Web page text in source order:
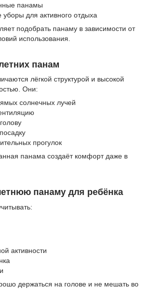
панамы
для активного отдыха
подобрать панаму в зависимости от
использования.
панам
лёгкой структурой и высокой
Они:
солнечных лучей
прогулок
панама создаёт комфорт даже в
панаму для ребёнка
активности
держаться на голове и не мешать во